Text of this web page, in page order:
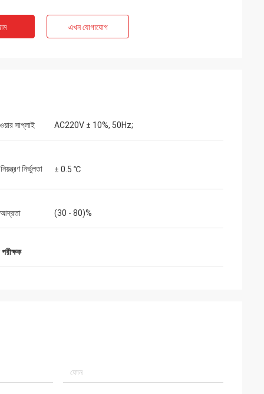
এখন যোগাযোগ
সাপ্লাই AC220V ± 10%, 50Hz;
নির্ভুলতা ± 0.5 ℃
(30 - 80)%